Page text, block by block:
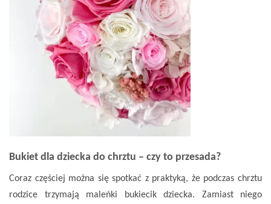
Bukiet dla dziecka do chrztu – czy to przesada?
Coraz częściej można się spotkać z praktyką, że podczas chrztu
rodzice trzymają maleńki bukiecik dziecka. Zamiast niego